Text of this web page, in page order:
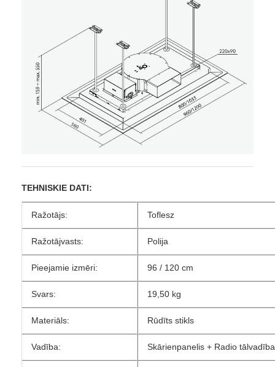
TEHNISKIE DATI:
Ražotājs: Toflesz
Ražotājvasts: Polija
Pieejamie izmēri: 96 / 120 cm
Svars: 19,50 kg
Materiāls: Rūdīts stikls
Vadība: Skārienpanelis + Radio